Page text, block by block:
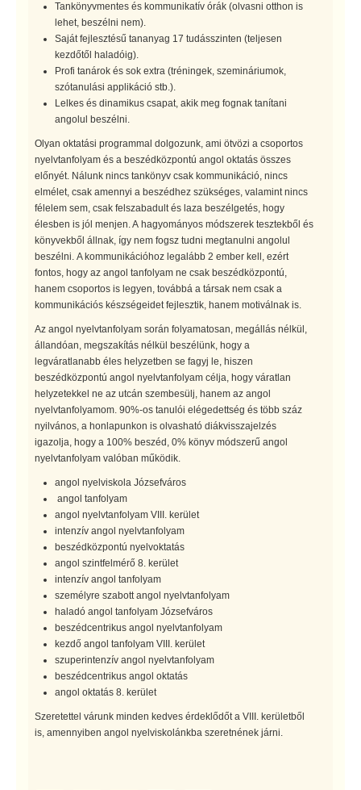
Tankönyvmentes és kommunikatív órák (olvasni otthon is
lehet, beszélni nem).
Saját fejlesztésű tananyag 17 tudásszinten (teljesen
kezdőtől haladóig).
Profi tanárok és sok extra (tréningek, szemináriumok,
szótanulási applikáció stb.).
Lelkes és dinamikus csapat, akik meg fognak tanítani
angolul beszélni.
Olyan oktatási programmal dolgozunk, ami ötvözi a csoportos
nyelvtanfolyam és a beszédközpontú angol oktatás összes
előnyét. Nálunk nincs tankönyv csak kommunikáció, nincs
elmélet, csak amennyi a beszédhez szükséges, valamint nincs
félelem sem, csak felszabadult és laza beszélgetés, hogy
élesben is jól menjen. A hagyományos módszerek tesztekből és
könyvekből állnak, így nem fogsz tudni megtanulni angolul
beszélni. A kommunikációhoz legalább 2 ember kell, ezért
fontos, hogy az angol tanfolyam ne csak beszédközpontú,
hanem csoportos is legyen, továbbá a társak nem csak a
kommunikációs készségeidet fejlesztik, hanem motiválnak is.
Az angol nyelvtanfolyam során folyamatosan, megállás nélkül,
állandóan, megszakítás nélkül beszélünk, hogy a
legváratlanabb éles helyzetben se fagyj le, hiszen
beszédközpontú angol nyelvtanfolyam célja, hogy váratlan
helyzetekkel ne az utcán szembesülj, hanem az angol
nyelvtanfolyamom. 90%-os tanulói elégedettség és több száz
nyilvános, a honlapunkon is olvasható diákvisszajelzés
igazolja, hogy a 100% beszéd, 0% könyv módszerű angol
nyelvtanfolyam valóban működik.
angol nyelviskola Józsefváros
angol tanfolyam
angol nyelvtanfolyam VIII. kerület
intenzív angol nyelvtanfolyam
beszédközpontú nyelvoktatás
angol szintfelmérő 8. kerület
intenzív angol tanfolyam
személyre szabott angol nyelvtanfolyam
haladó angol tanfolyam Józsefváros
beszédcentrikus angol nyelvtanfolyam
kezdő angol tanfolyam VIII. kerület
szuperintenzív angol nyelvtanfolyam
beszédcentrikus angol oktatás
angol oktatás 8. kerület
Szeretettel várunk minden kedves érdeklődőt a VIII. kerületből
is, amennyiben angol nyelviskolánkba szeretnének járni.